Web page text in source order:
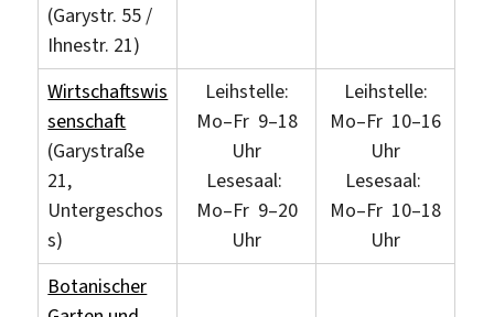
(Garystr. 55 /
Ihnestr. 21)
Wirtschaftswis
senschaft
(Garystraße
21,
Untergeschos
s)
Leihstelle:
Mo–Fr 9–18
Uhr
Lesesaal:
Mo–Fr 9–20
Uhr
Leihstelle:
Mo–Fr 10–16
Uhr
Lesesaal:
Mo–Fr 10–18
Uhr
Botanischer